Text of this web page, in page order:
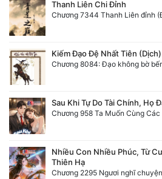
Đông Phương
Đông Phương Huyền Huyễn
Đồng Nhân
Cẩu Đạo Trường Sinh
Truyện Nam
Thanh Liên Chi Đỉnh
Chương 7344 Thanh Liên đỉnh
Kiếm Đạo Đệ Nhất Tiên (Dịch)
Chương 8084: Đạo không bờ
Sau Khi Tự Do Tài Chính, Họ
Nhiều Con Nhiều Phúc, Từ
Thiên Hạ